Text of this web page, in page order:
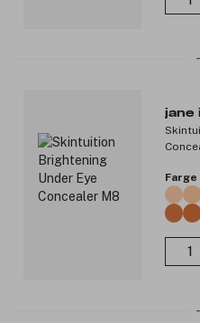
jane
Farge